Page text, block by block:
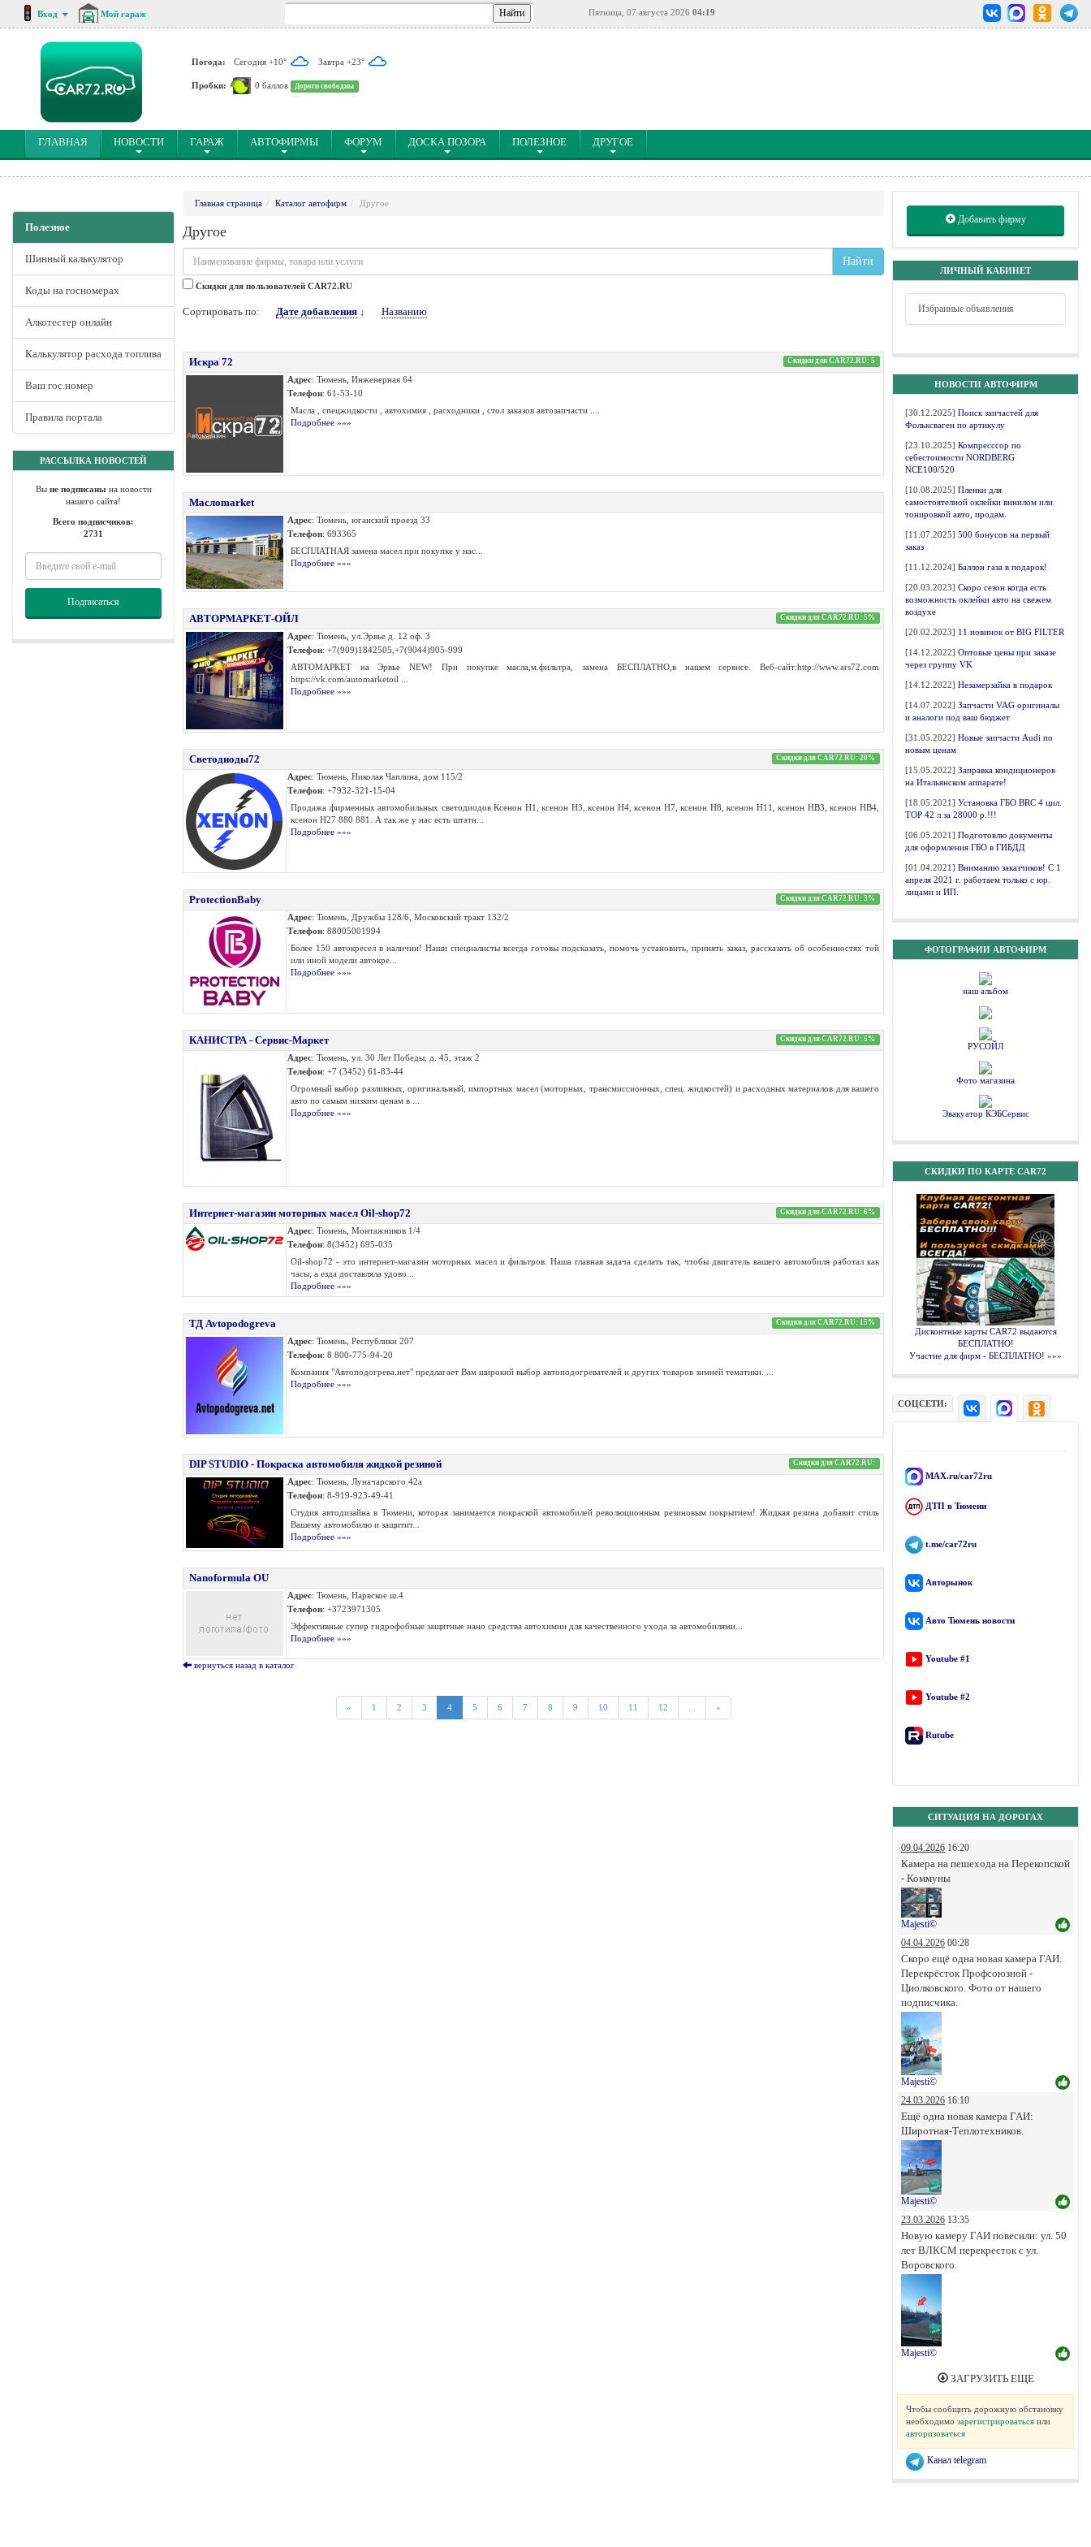
Вход Мой гараж Пятница, 07 августа 2026 04:19
Погода: Сегодня +10° Завтра +23°
Пробки: 0 баллов Дороги свободны
ГЛАВНАЯ(CURRENT)
НОВОСТИ ГАРАЖ АВТОФИРМЫ ФОРУМ ДОСКА ПОЗОРА ПОЛЕЗНОЕ ДРУГОЕ
Полезное
Шинный калькулятор
Коды на госномерах
Алкотестер онлайн
Калькулятор расхода топлива
Ваш гос.номер
Правила портала
РАССЫЛКА НОВОСТЕЙ
Вы не подписанына новости
нашего сайта!
Всего подписчиков:
2731
Подписаться
Добавить фирму
ЛИЧНЫЙ КАБИНЕТ
Избранные объявления
НОВОСТИ АВТОФИРМ
[30.12.2025] Поиск запчастей для
Фольксваген по артикулу
[23.10.2025] Компресссор по
себестоимости NORDBERG
NCE100/520
[10.08.2025] Пленки для
самостоятелной оклейки винилом или
тонировкой авто, продам.
[11.07.2025] 500 бонусов на первый
заказ
[11.12.2024] Баллон газа в подарок!
[20.03.2023] Скоро сезон когда есть
возможность оклейки авто на свежем
воздухе
[20.02.2023] 11 новинок от BIG FILTER
[14.12.2022] Оптовые цены при заказе
через группу VK
[14.12.2022] Незамерзайка в подарок
[14.07.2022] Запчасти VAG оригиналы
и аналоги под ваш бюджет
[31.05.2022] Новые запчасти Audi по
новым ценам
[15.05.2022] Заправка кондиционеров
на Итальянском аппарате!
[18.05.2021] Установка ГБО BRC 4 цил.
ТОР 42 л за 28000 р.!!!
[06.05.2021] Подготовлю документы
для оформления ГБО в ГИБДД
[01.04.2021] Вниманию заказчиков! С 1
апреля 2021 г. работаем только с юр.
лицами и ИП.
ФОТОГРАФИИ АВТОФИРМ
наш альбом
РУСОЙЛ
Фото магазина
Эвакуатор КЭБСервис
СКИДКИ ПО КАРТЕ CAR72
Дисконтные карты CAR72 выдаются
БЕСПЛАТНО!
Участие для фирм - БЕСПЛАТНО! »»»
СОЦСЕТИ:
MAX.ru/car72ru
ДТП в Тюмени
t.me/car72ru
Авторынок
Авто Тюмень новости
Youtube #1
Youtube #2
Rutube
СИТУАЦИЯ НА ДОРОГАХ
09.04.2026 16:20
Камера на пешехода на Перекопской
- Коммуны
Majesti©
04.04.2026 00:28
Скоро ещё одна новая камера ГАИ.
Перекрёсток Профсоюзной -
Циолковского. Фото от нашего
подписчика.
Majesti©
24.03.2026 16:10
Ещё одна новая камера ГАИ:
Широтная-Теплотехников.
Majesti©
23.03.2026 13:35
Новую камеру ГАИ повесили: ул. 50
лет ВЛКСМ перекресток с ул.
Воровского.
Majesti©
ЗАГРУЗИТЬ ЕЩЕ
Чтобы сообщить дорожную обстановку
необходимо зарегистрироваться или
авторизоваться
Канал telegram
Главная страница Каталог автофирм Другое
Другое
Найти
Cкидки для пользователей CAR72.RU
Сортировать по: Дате добавления ↓ Названию
Искра 72 Скидки для CAR72.RU: 5
Адрес: Тюмень, Инженерная 64
Телефон: 61-53-10
Масла , спецжидкости , автохимия , расходники , стол заказов автозапчасти ....
Подробнее »»»
Маслоmarket
Адрес: Тюмень, юганский проезд 33
Телефон: 693365
БЕСПЛАТНАЯ замена масел при покупке у нас...
Подробнее »»»
АВТОРМАРКЕТ-ОЙЛ Скидки для CAR72.RU: 5%
Адрес: Тюмень, ул.Эрвье д. 12 оф. 3
Телефон: +7(909)1842505,+7(9044)905-999
АВТОМАРКЕТ на Эрвье NEW! При покупке масла,м.фильтра, замена БЕСПЛАТНО,в нашем сервисе. Веб-сайт:http://www.ars72.com
https://vk.com/automarketoil ...
Подробнее »»»
Светодиоды72 Скидки для CAR72.RU: 20%
Адрес: Тюмень, Николая Чаплина, дом 115/2
Телефон: +7932-321-15-04
Продажа фирменных автомобильных светодиодов Ксенон Н1, ксенон Н3, ксенон Н4, ксенон Н7, ксенон Н8, ксенон Н11, ксенон HB3, ксенон HB4,
ксенон H27 880 881. А так же у нас есть штатн...
Подробнее »»»
ProtectionBaby Скидки для CAR72.RU: 3%
Адрес: Тюмень, Дружбы 128/6, Московский тракт 132/2
Телефон: 88005001994
Более 150 автокресел в наличии! Наши специалисты всегда готовы подсказать, помочь установить, принять заказ, рассказать об особенностях той
или иной модели автокре...
Подробнее »»»
КАНИСТРА - Сервис-Маркет Скидки для CAR72.RU: 5%
Адрес: Тюмень, ул. 30 Лет Победы, д. 45, этаж 2
Телефон: +7 (3452) 61-83-44
Огромный выбор разливных, оригинальный, импортных масел (моторных, трансмиссионных, спец. жидкостей) и расходных материалов для вашего
авто по самым низким ценам в ...
Подробнее »»»
Интернет-магазин моторных масел Oil-shop72 Скидки для CAR72.RU: 6%
Адрес: Тюмень, Монтажников 1/4
Телефон: 8(3452) 695-035
Oil-shop72 - это интернет-магазин моторных масел и фильтров. Наша главная задача сделать так, чтобы двигатель вашего автомобиля работал как
часы, а езда доставляла удово...
Подробнее »»»
ТД Avtopodogreva Скидки для CAR72.RU: 15%
Адрес: Тюмень, Республики 207
Телефон: 8 800-775-94-20
Компания "Автоподогрева.нет" предлагает Вам широкий выбор автоподогревателей и других товаров зимней тематики. ...
Подробнее »»»
DIP STUDIO - Покраска автомобиля жидкой резиной Скидки для CAR72.RU:
Адрес: Тюмень, Луначарского 42а
Телефон: 8-919-923-49-41
Студия автодизайна в Тюмени, которая занимается покраской автомобилей революционным резиновым покрытием! Жидкая резина добавит стиль
Вашему автомобилю и защитит...
Подробнее »»»
Nanoformula OU
Адрес: Тюмень, Нарвское ш.4
Телефон: +3723971305
Эффективные супер гидрофобные защитные нано средства автохимии для качественного ухода за автомобилями...
Подробнее »»»
вернуться назад в каталог
« 1 2 3 4 5 6 7 8 9 10 11 12 »